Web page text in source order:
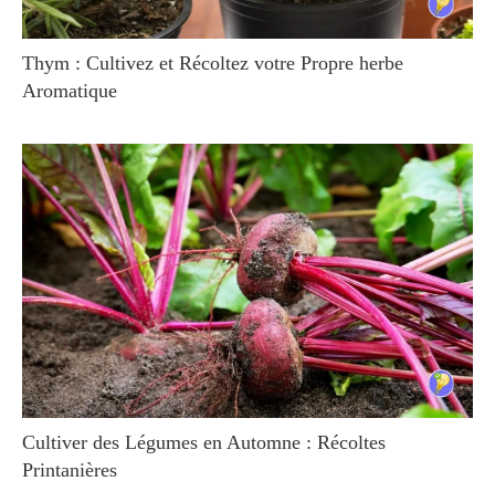
Thym : Cultivez et Récoltez votre Propre herbe
Aromatique
Cultiver des Légumes en Automne : Récoltes
Printanières